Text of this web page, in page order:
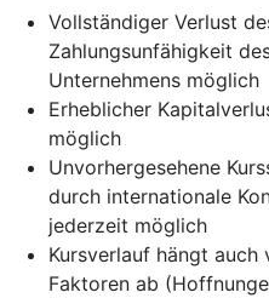
Vollständiger Verlust
Zahlungsunfähigkeit
Unternehmens möglich
Erheblicher
möglich
Unvorhergesehene
durch internationale
jederzeit möglich
Kursverlauf hängt
Faktoren ab